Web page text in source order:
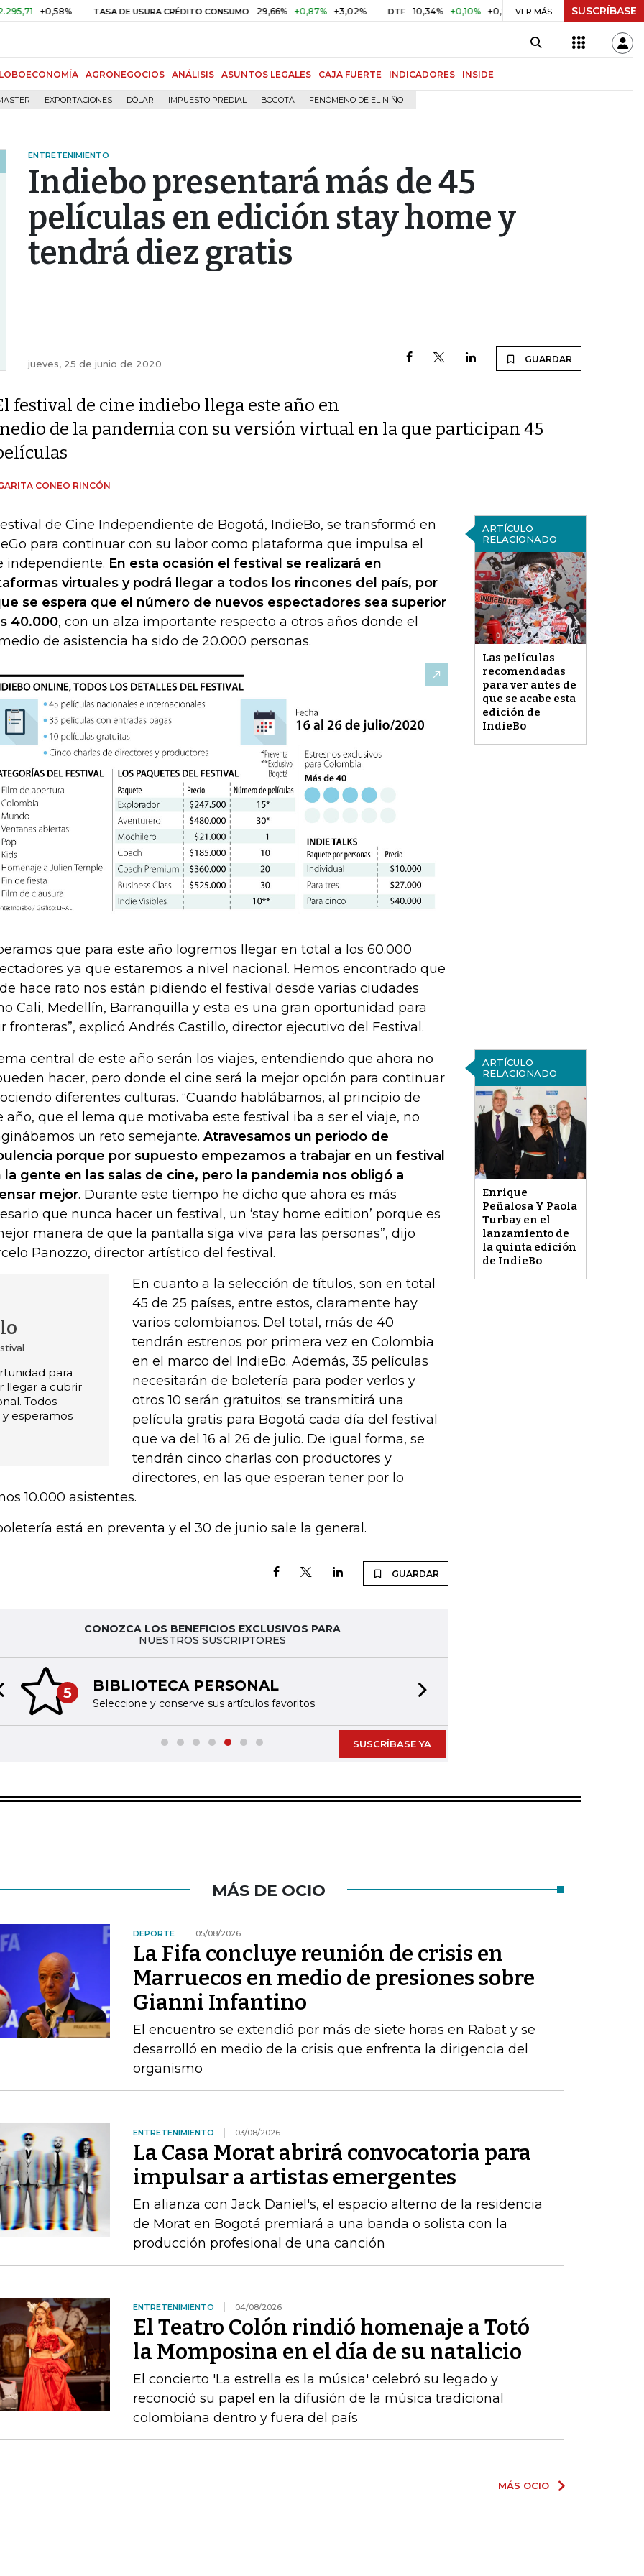
+0,58% TASA DE USURA CRÉDITO CONSUMO 29,66% +0,87% +3,02% DTF 10,34% +0,10% +0,98% UVR $ 416,86 +$ 0,05 +0,01%
VER MÁS SUSCRÍBASE
AGRONEGOCIOS ANÁLISIS ASUNTOS LEGALES CAJA FUERTE INDICADORES INSIDE
EXPORTACIONES DÓLAR IMPUESTO PREDIAL BOGOTÁ FENÓMENO DE EL NIÑO
ENTRETENIMIENTO
Indiebo presentará más de 45
películas en edición stay home y
tendrá diez gratis
jueves, 25 de junio de 2020 GUARDAR
festival de cine indiebo llega este año en
de la pandemia con su versión virtual en la que participan 45
CONEO RINCÓN
ARTÍCULO
RELACIONADO
Las películas
recomendadas
para ver antes de
que se acabe esta
edición de
IndieBo
de Cine Independiente de Bogotá, IndieBo, se transformó en
para continuar con su labor como plataforma que impulsa el
independiente. En esta ocasión el festival se realizará en
virtuales y podrá llegar a todos los rincones del país, por
se espera que el número de nuevos espectadores sea superior
40.000, con un alza importante respecto a otros años donde el
de asistencia ha sido de 20.000 personas.
que para este año logremos llegar en total a los 60.000
ya que estaremos a nivel nacional. Hemos encontrado que
hace rato nos están pidiendo el festival desde varias ciudades
Cali, Medellín, Barranquilla y esta es una gran oportunidad para
fronteras”, explicó Andrés Castillo, director ejecutivo del Festival.
ARTÍCULO
RELACIONADO
Enrique
Peñalosa Y Paola
Turbay en el
lanzamiento de
la quinta edición
de IndieBo
central de este año serán los viajes, entendiendo que ahora no
hacer, pero donde el cine será la mejor opción para continuar
diferentes culturas. “Cuando hablábamos, al principio de
año, que el lema que motivaba este festival iba a ser el viaje, no
un reto semejante. Atravesamos un periodo de
porque por supuesto empezamos a trabajar en un festival
la gente en las salas de cine, pero la pandemia nos obligó a
mejor. Durante este tiempo he dicho que ahora es más
que nunca hacer un festival, un ‘stay home edition’ porque es
manera de que la pantalla siga viva para las personas”, dijo
Panozzo, director artístico del festival.
para
llegar a cubrir
Todos
esperamos
En cuanto a la selección de títulos, son en total
45 de 25 países, entre estos, claramente hay
varios colombianos. Del total, más de 40
tendrán estrenos por primera vez en Colombia
en el marco del IndieBo. Además, 35 películas
necesitarán de boletería para poder verlos y
otros 10 serán gratuitos; se transmitirá una
película gratis para Bogotá cada día del festival
que va del 16 al 26 de julio. De igual forma, se
tendrán cinco charlas con productores y
directores, en las que esperan tener por lo
10.000 asistentes.
está en preventa y el 30 de junio sale la general.
GUARDAR
CONOZCA LOS BENEFICIOS EXCLUSIVOS PARA
NUESTROS SUSCRIPTORES
5 BIBLIOTECA PERSONAL
Seleccione y conserve sus artículos favoritos
slide
SUSCRÍBASE YA
MÁS DE OCIO
DEPORTE 05/08/2026
La Fifa concluye reunión de crisis en
Marruecos en medio de presiones sobre
Gianni Infantino
El encuentro se extendió por más de siete horas en Rabat y se
desarrolló en medio de la crisis que enfrenta la dirigencia del
organismo
ENTRETENIMIENTO 03/08/2026
La Casa Morat abrirá convocatoria para
impulsar a artistas emergentes
En alianza con Jack Daniel's, el espacio alterno de la residencia
de Morat en Bogotá premiará a una banda o solista con la
producción profesional de una canción
ENTRETENIMIENTO 04/08/2026
El Teatro Colón rindió homenaje a Totó
la Momposina en el día de su natalicio
El concierto 'La estrella es la música' celebró su legado y
reconoció su papel en la difusión de la música tradicional
colombiana dentro y fuera del país
MÁS OCIO